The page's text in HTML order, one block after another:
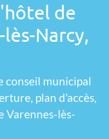
de
Narcy,
conseil municipal
plan d'accès,
Varennes-lès-